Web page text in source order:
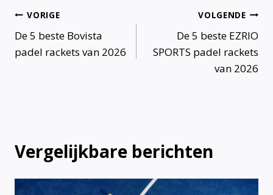
Bericht
navigatie
VORIGE
De 5 beste Bovista
padel rackets van 2026
VOLGENDE
De 5 beste EZRIO
SPORTS padel rackets
van 2026
Vergelijkbare berichten